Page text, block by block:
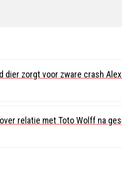
dier zorgt voor zware crash
relatie met Toto Wolff na